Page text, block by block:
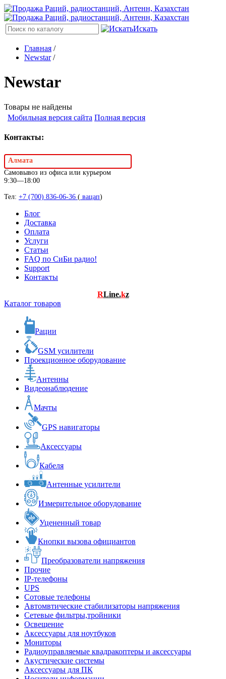
Искать
Главная /
Newstar/
Newstar
Товары не найдены
Мобильная версия сайта Полная версия
Контакты:
Алмата
Самовывоз из офиса или курьером
9:30—18:00
Тел: +7 (700) 836-06-36 ( вацап)
Блог
Доставка
Оплата
Услуги
Статьи
FAQ по СиБи радио!
Support
Контакты
RLine.kz
Каталог товаров
Рации
GSM усилители
Проекционное оборудование
Антенны
Видеонаблюдение
Мачты
GPS навигаторы
Аксессуары
Кабеля
Антенные усилители
Измерительное оборудование
Уцененный товар
Кнопки вызова официантов
Преобразователи напряжения
Прочие
IP-телефоны
UPS
Сотовые телефоны
Автомвтические стабилизаторы напряжения
Сетевые фильтры,тройники
Освещение
Аксессуары для ноутбуков
Мониторы
Радиоуправляемые квадракоптеры и аксессуары
Акустические системы
Аксессуары для ПК